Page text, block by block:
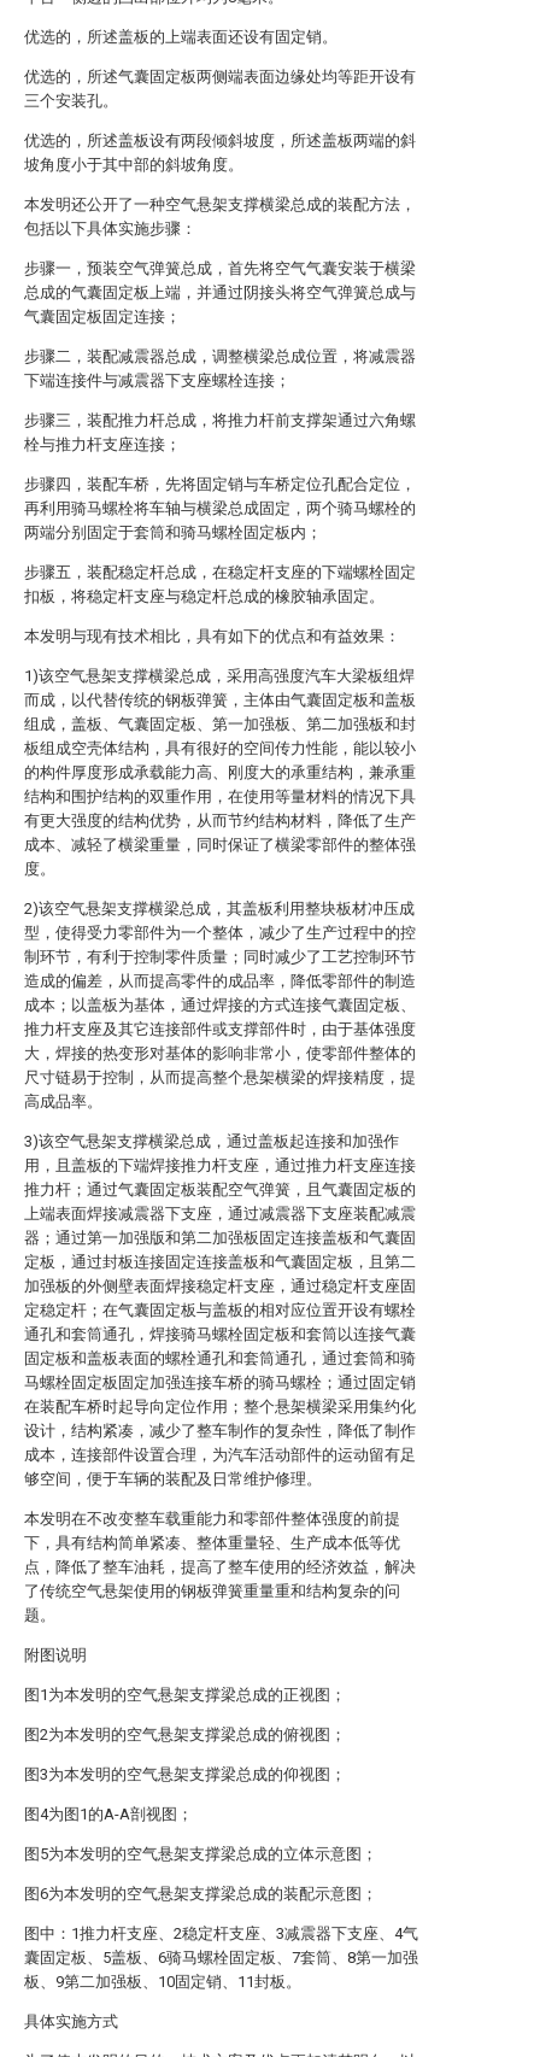
优选的，所述盖板的上端表面还设有固定销。
优选的，所述气囊固定板两侧端表面边缘处均等距开设有
三个安装孔。
优选的，所述盖板设有两段倾斜坡度，所述盖板两端的斜
坡角度小于其中部的斜坡角度。
本发明还公开了一种空气悬架支撑横梁总成的装配方法，
包括以下具体实施步骤：
步骤一，预装空气弹簧总成，首先将空气气囊安装于横梁
总成的气囊固定板上端，并通过阴接头将空气弹簧总成与
气囊固定板固定连接；
步骤二，装配减震器总成，调整横梁总成位置，将减震器
下端连接件与减震器下支座螺栓连接；
步骤三，装配推力杆总成，将推力杆前支撑架通过六角螺
栓与推力杆支座连接；
步骤四，装配车桥，先将固定销与车桥定位孔配合定位，
再利用骑马螺栓将车轴与横梁总成固定，两个骑马螺栓的
两端分别固定于套筒和骑马螺栓固定板内；
步骤五，装配稳定杆总成，在稳定杆支座的下端螺栓固定
扣板，将稳定杆支座与稳定杆总成的橡胶轴承固定。
本发明与现有技术相比，具有如下的优点和有益效果：
1)该空气悬架支撑横梁总成，采用高强度汽车大梁板组焊
而成，以代替传统的钢板弹簧，主体由气囊固定板和盖板
组成，盖板、气囊固定板、第一加强板、第二加强板和封
板组成空壳体结构，具有很好的空间传力性能，能以较小
的构件厚度形成承载能力高、刚度大的承重结构，兼承重
结构和围护结构的双重作用，在使用等量材料的情况下具
有更大强度的结构优势，从而节约结构材料，降低了生产
成本、减轻了横梁重量，同时保证了横梁零部件的整体强
度。
2)该空气悬架支撑横梁总成，其盖板利用整块板材冲压成
型，使得受力零部件为一个整体，减少了生产过程中的控
制环节，有利于控制零件质量；同时减少了工艺控制环节
造成的偏差，从而提高零件的成品率，降低零部件的制造
成本；以盖板为基体，通过焊接的方式连接气囊固定板、
推力杆支座及其它连接部件或支撑部件时，由于基体强度
大，焊接的热变形对基体的影响非常小，使零部件整体的
尺寸链易于控制，从而提高整个悬架横梁的焊接精度，提
高成品率。
3)该空气悬架支撑横梁总成，通过盖板起连接和加强作
用，且盖板的下端焊接推力杆支座，通过推力杆支座连接
推力杆；通过气囊固定板装配空气弹簧，且气囊固定板的
上端表面焊接减震器下支座，通过减震器下支座装配减震
器；通过第一加强版和第二加强板固定连接盖板和气囊固
定板，通过封板连接固定连接盖板和气囊固定板，且第二
加强板的外侧壁表面焊接稳定杆支座，通过稳定杆支座固
定稳定杆；在气囊固定板与盖板的相对应位置开设有螺栓
通孔和套筒通孔，焊接骑马螺栓固定板和套筒以连接气囊
固定板和盖板表面的螺栓通孔和套筒通孔，通过套筒和骑
马螺栓固定板固定加强连接车桥的骑马螺栓；通过固定销
在装配车桥时起导向定位作用；整个悬架横梁采用集约化
设计，结构紧凑，减少了整车制作的复杂性，降低了制作
成本，连接部件设置合理，为汽车活动部件的运动留有足
够空间，便于车辆的装配及日常维护修理。
本发明在不改变整车载重能力和零部件整体强度的前提
下，具有结构简单紧凑、整体重量轻、生产成本低等优
点，降低了整车油耗，提高了整车使用的经济效益，解决
了传统空气悬架使用的钢板弹簧重量重和结构复杂的问
题。
附图说明
图1为本发明的空气悬架支撑梁总成的正视图；
图2为本发明的空气悬架支撑梁总成的俯视图；
图3为本发明的空气悬架支撑梁总成的仰视图；
图4为图1的A-A剖视图；
图5为本发明的空气悬架支撑梁总成的立体示意图；
图6为本发明的空气悬架支撑梁总成的装配示意图；
图中：1推力杆支座、2稳定杆支座、3减震器下支座、4气
囊固定板、5盖板、6骑马螺栓固定板、7套筒、8第一加强
板、9第二加强板、10固定销、11封板。
具体实施方式